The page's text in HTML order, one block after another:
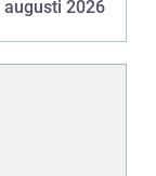
augusti 2026